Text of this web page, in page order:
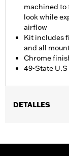
machined to
look while
airflow
Kit includes
and all
Chrome
49-State
DETALLES